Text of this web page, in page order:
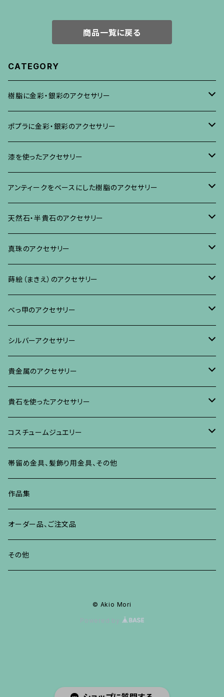
商品一覧に戻る
CATEGORY
樹脂に金彩・銀彩のアクセサリー
ブローチ
イヤリング・ピアス
ネックレス、その他
ポプラに金彩・銀彩のアクセサリー
ブローチ
イヤリング、ピアス
ネックレス、ペンダント
ブレスレット、バングル、その他
漆を使ったアクセサリー
ブローチ
イヤリング・ピアス
ネックレス・ペンダント
リング
ブレスレット・バングル、その他
アンティークをベースにした樹脂のアクセサリー
ブローチ
イヤリング・ピアス
ネックレス、ペンダント
ブレスレット、その他
天然石・半貴石のアクセサリー
ブローチ
イヤリング・ピアス
ネックレス、ペンダント
リング
ブレスレット、その他
真珠のアクセサリー
ブローチ
イヤリング・ピアス
ネックレス、ペンダント
リング
ブレスレット、その他
蒔絵（まきえ）のアクセサリー
べっ甲に蒔絵のアクセサリー
ブローチ
イヤリング・ピアス
真珠に蒔絵のアクセサリー
ブローチ
イヤリング、ピアス
水晶に蒔絵のアクセサリー
ブローチ
イヤリング、ピアス
朴の木やポプラに蒔絵のアクセサリー
ブローチ
イヤリング・ピアス
その他の蒔絵のアクセサリー
べっ甲のアクセサリー
ブローチ
イヤリング、ピアス
ネックレス、ペンダント
リング
ブレスレット、バングル、その他
シルバーアクセサリー
ブローチ
イヤリング、ピアス
ネックレス、ペンダント
リング
ブレスレット、バングル、その他
貴金属のアクセサリー
ブローチ
イヤリング、ピアス
ネックレス、ペンダント
ブレスレット、その他
リング
貴石を使ったアクセサリー
ブローチ
イヤリング、ピアス
ネックレス、ペンダント
リング
ブレスレット、バングル
コスチュームジュエリー
ブローチ
イヤリング、ピアス
ネックレス、ペンダント
リング
帯留め金具、髪飾り用金具、その他
作品集
オーダー品、ご注文品
その他
© Akio Mori
Powered by